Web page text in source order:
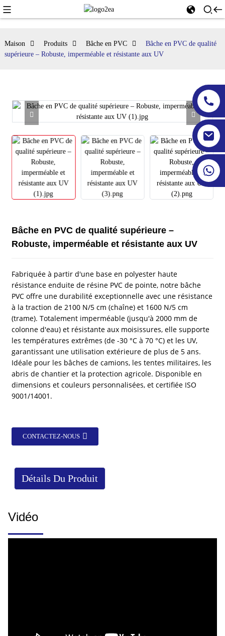
Maison Produits Bâche en PVC
Bâche en PVC de qualité
supérieure – Robuste, imperméable et résistante aux UV
Bâche en PVC de qualité supérieure –
Robuste, imperméable et résistante aux UV
Fabriquée à partir d'une base en polyester haute
résistance enduite de résine PVC de pointe, notre bâche
PVC offre une durabilité exceptionnelle avec une résistance
à la traction de 2100 N/5 cm (chaîne) et 1600 N/5 cm
(trame). Totalement imperméable (jusqu'à 2000 mm de
colonne d'eau) et résistante aux moisissures, elle supporte
les températures extrêmes (de -30 °C à 70 °C) et les UV,
garantissant une utilisation extérieure de plus de 5 ans.
Idéale pour les bâches de camions, les tentes militaires, les
abris de chantier et la protection agricole. Disponible en
dimensions et couleurs personnalisées, et certifiée ISO
9001/14001.
CONTACTEZ-NOUS
Détails Du Produit
Vidéo